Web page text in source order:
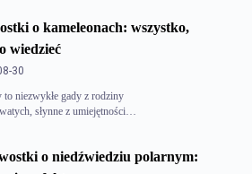
o kameleonach: wszystko,
wiedzieć
30
to niezwykłe gady z rodziny
słynne z umiejętności…
o niedźwiedziu polarnym: